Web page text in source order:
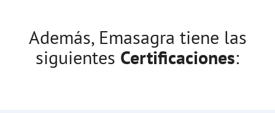
Además, Emasagra tiene las
siguientes Certificaciones: